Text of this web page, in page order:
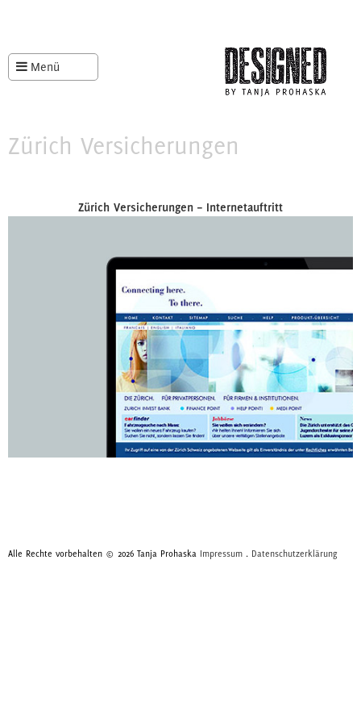
Menü
Zürich Versicherungen
Zürich Versicherungen – Internetauftritt
Alle Rechte vorbehalten © 2026 Tanja Prohaska Impressum . Datenschutzerklärung